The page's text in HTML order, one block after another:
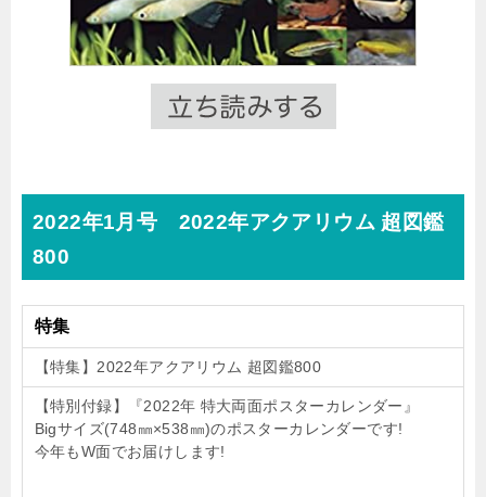
2022年1月号 2022年アクアリウム 超図鑑
800
特集
【特集】2022年アクアリウム 超図鑑800
【特別付録】『2022年 特大両面ポスターカレンダー』
Bigサイズ(748㎜×538㎜)のポスターカレンダーです!
今年もW面でお届けします!